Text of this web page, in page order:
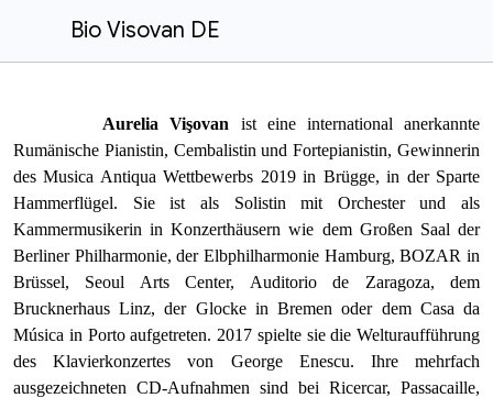
Bio Visovan DE
Aurelia Vişovan ist eine international anerkannte
Rumänische Pianistin, Cembalistin und Fortepianistin, Gewinnerin
desMusica Antiqua Wettbewerbs 2019 in Brügge, in der Sparte
Hammerflügel. Sie ist als Solistin mit Orchester und als
Kammermusikerin in Konzerthäusern wie dem Großen Saal der
Berliner Philharmonie, der Elbphilharmonie Hamburg, BOZAR in
Brüssel, Seoul Arts Center, Auditorio de Zaragoza, dem
Brucknerhaus Linz, der Glocke in Bremen oder dem Casa da
Música in Porto aufgetreten. 2017 spielte sie die Welturaufführung
des Klavierkonzertes von George Enescu. Ihre mehrfach
ausgezeichneten CD-Aufnahmen sind bei Ricercar, Passacaille,